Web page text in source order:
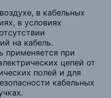
в кабельных
в условиях
на кабель.
применяется при
цепей от
полей и для
кабельных